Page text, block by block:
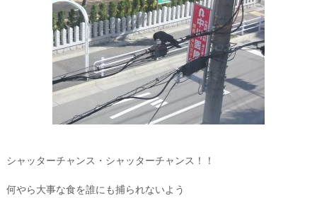
シャッターチャンス・シャッターチャンス！！
何やら大事な食を誰にも捕られないよう